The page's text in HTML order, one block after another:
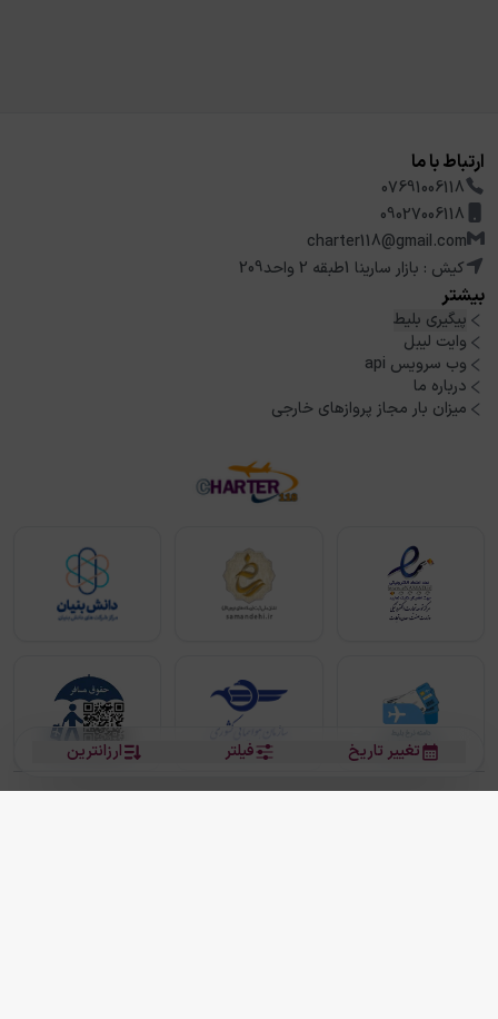
ارزانترین فیلتر تغییر تاریخ
ارتباط با ما
07691006118
09027006118
charter118@gmail.com
کیش : بازار سارینا 1طبقه 2 واحد209
بیشتر
پیگیری بلیط
وایت لیبل
وب سرویس api
درباره ما
میزان بار مجاز پروازهای خارجی